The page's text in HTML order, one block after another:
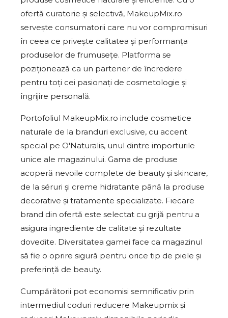
ofertă curatorie și selectivă, MakeupMix.ro
servește consumatorii care nu vor compromisuri
în ceea ce privește calitatea și performanța
produselor de frumusețe. Platforma se
poziționează ca un partener de încredere
pentru toți cei pasionați de cosmetologie și
îngrijire personală.
Portofoliul MakeupMix.ro include cosmetice
naturale de la branduri exclusive, cu accent
special pe O'Naturalis, unul dintre importurile
unice ale magazinului. Gama de produse
acoperă nevoile complete de beauty și skincare,
de la séruri și creme hidratante până la produse
decorative și tratamente specializate. Fiecare
brand din ofertă este selectat cu grijă pentru a
asigura ingrediente de calitate și rezultate
dovedite. Diversitatea gamei face ca magazinul
să fie o oprire sigură pentru orice tip de piele și
preferință de beauty.
Cumpărătorii pot economisi semnificativ prin
intermediul coduri reducere Makeupmix și